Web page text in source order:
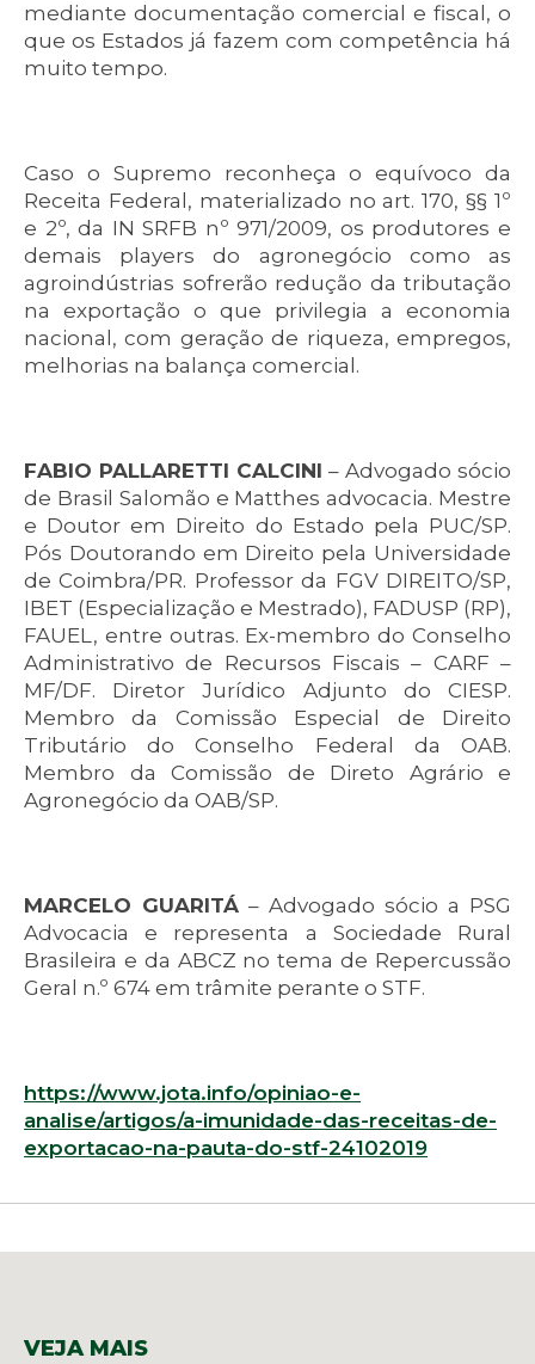
mediante documentação comercial e fiscal, o
que os Estados já fazem com competência há
muito tempo.
Caso o Supremo reconheça o equívoco da
Receita Federal, materializado no art. 170, §§ 1º
e 2º, da IN SRFB nº 971/2009, os produtores e
demais players do agronegócio como as
agroindústrias sofrerão redução da tributação
na exportação o que privilegia a economia
nacional, com geração de riqueza, empregos,
melhorias na balança comercial.
FABIO PALLARETTI CALCINI – Advogado sócio
de Brasil Salomão e Matthes advocacia. Mestre
e Doutor em Direito do Estado pela PUC/SP.
Pós Doutorando em Direito pela Universidade
de Coimbra/PR. Professor da FGV DIREITO/SP,
IBET (Especialização e Mestrado), FADUSP (RP),
FAUEL, entre outras. Ex-membro do Conselho
Administrativo de Recursos Fiscais – CARF –
MF/DF. Diretor Jurídico Adjunto do CIESP.
Membro da Comissão Especial de Direito
Tributário do Conselho Federal da OAB.
Membro da Comissão de Direto Agrário e
Agronegócio da OAB/SP.
MARCELO GUARITÁ – Advogado sócio a PSG
Advocacia e representa a Sociedade Rural
Brasileira e da ABCZ no tema de Repercussão
Geral n.º 674 em trâmite perante o STF.
https://www.jota.info/opiniao-e-
analise/artigos/a-imunidade-das-receitas-de-
exportacao-na-pauta-do-stf-24102019
VEJA MAIS